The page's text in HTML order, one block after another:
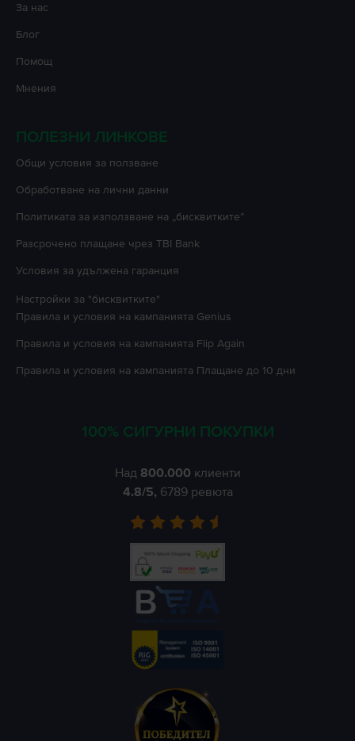
За нас
Блог
Помощ
Мнения
ПОЛЕЗНИ ЛИНКОВЕ
Oбщи условия за ползване
Oбработване на лични данни
Политиката за използване на „бисквитките”
Разсрочено плащане чрез TBI Bank
Условия за удължена гаранция
Настройки за "бисквитките"
Правила и условия на кампанията Genius
Правила и условия на кампанията Flip Again
Правила и условия на кампанията Плащане до 10 дни
100% СИГУРНИ ПОКУПКИ
Над 800.000 клиенти
4.8/5, 6789 ревюта